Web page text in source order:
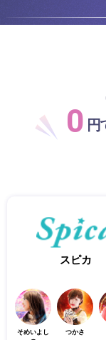
0 円
スピカ
そめいよし
つかさ